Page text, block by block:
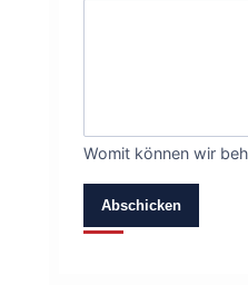
Womit können wir
Abschicken